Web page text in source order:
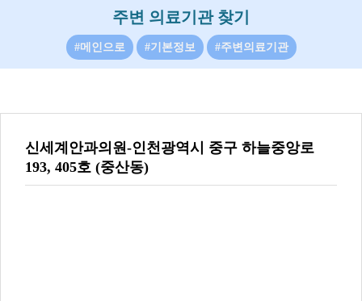
주변 의료기관 찾기
#메인으로 #기본정보 #주변의료기관
신세계안과의원-인천광역시 중구 하늘중앙로
193, 405호 (중산동)